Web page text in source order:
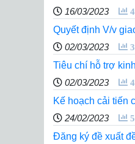
16/03/2023
Quyết định V/v
02/03/2023
Tiêu chí hỗ trợ
02/03/2023
Kế hoạch cải tiến
24/02/2023
Đăng ký đề xuất